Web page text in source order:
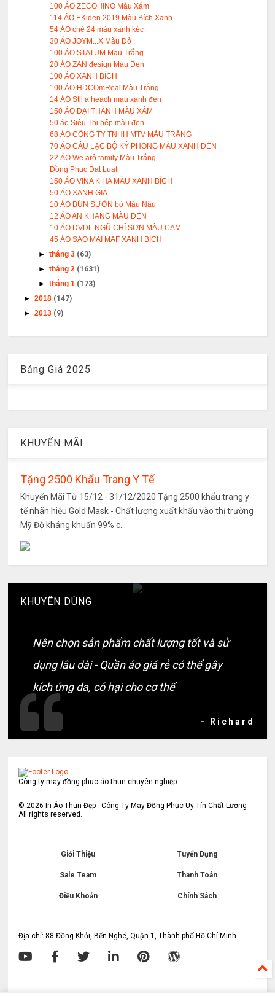
100 ÁO ZECOHINO Màu Xám
114 ÁO EKiden 2019 Màu Bích Xanh
54 ÁO chè 24 màu xanh kéc
30 ÁO JOYM...X Màu Đỏ
100 ÁO STATUM Màu Trắng
20 ÁO ZAN đesign Màu Đen
100 ÁO XANH BÍCH
100 ÁO HDCOmReal Màu Trắng
14 ÁO Stll a heach màu xanh đen
150 ÁO ĐẠI THÀNH MÀU XÁM
50 áo Siêu Thị bếp màu đen
68 ÁO CÔNG TY TNHH MTV MÀU TRẮNG
70 ÁO CÂU LẠC BỘ KỶ PHONG MÀU XANH ĐEN
22 ÁO We arô tamily Màu Trắng
Đồng Phục Dat Luat
150 ÁO VINA K HA MÀU XANH BÍCH
50 ÁO XANH GIA
10 ÁO BÚN SƯỜN bò Màu Nâu
12 ÁO AN KHANG MÀU ĐEN
10 ÁO DVDL NGŨ CHỈ SƠN MÀU CAM
45 ÁO SAO MAI MAF XANH BÍCH
►tháng 3 (63)
►tháng 2 (1631)
►tháng 1 (173)
►2018 (147)
►2013 (9)
Bảng Giá 2025
KHUYẾN MÃI
Tặng 2500 Khẩu Trang Y Tế
Khuyến Mãi Từ 15/12 - 31/12/2020 Tặng 2500 khẩu trang y
tế nhãn hiệu Gold Mask - Chất lượng xuất khẩu vào thị trường
Mỹ Độ kháng khuẩn 99% c...
KHUYÊN DÙNG
Nên chọn sản phẩm chất lượng tốt và sử
dụng lâu dài - Quần áo giá rẻ có thể gây
kích ứng da, có hại cho cơ thể
- Richard
Công ty may đồng phục áo thun chuyên nghiệp
©2026 In Áo Thun Đẹp - Công Ty May Đồng Phục Uy Tín Chất Lượng
All rights reserved.
Giới Thiệu Tuyển Dụng
Sale Team Thanh Toán
Điều Khoản Chính Sách
Địa chỉ: 88 Đồng Khởi, Bến Nghé, Quận 1, Thành phố Hồ Chí Minh